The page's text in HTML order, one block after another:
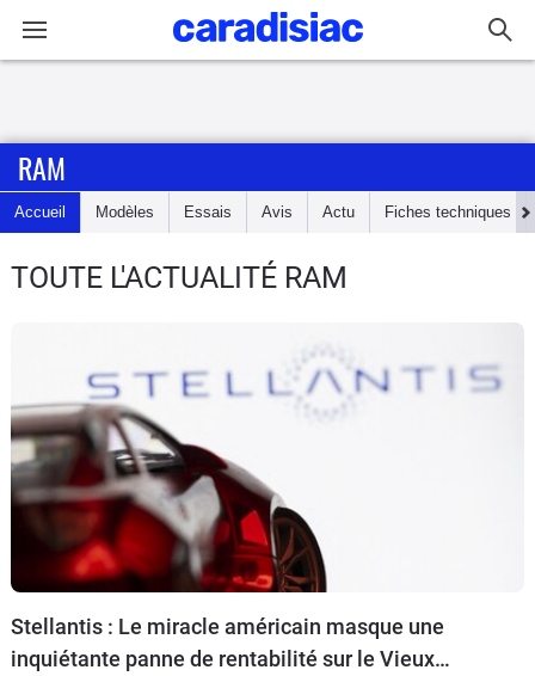
Accueil
Actu
Essais
Electriques
Utilitaires
Flottes
Auto
Services
RAM
Accueil Modèles Essais Avis Actu Fiches techniques
TOUTE L'ACTUALITÉ RAM
Stellantis : Le miracle américain masque une
inquiétante panne de rentabilité sur le Vieux